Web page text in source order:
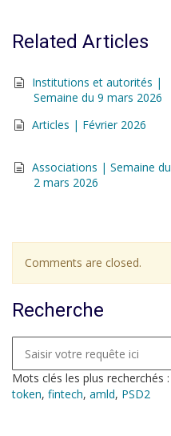
Related Articles
Institutions et autorités |
Semaine du 9 mars 2026
Articles | Février 2026
Associations | Semaine du
2 mars 2026
Comments are closed.
Recherche
Mots clés les plus recherchés :
token, fintech, amld, PSD2